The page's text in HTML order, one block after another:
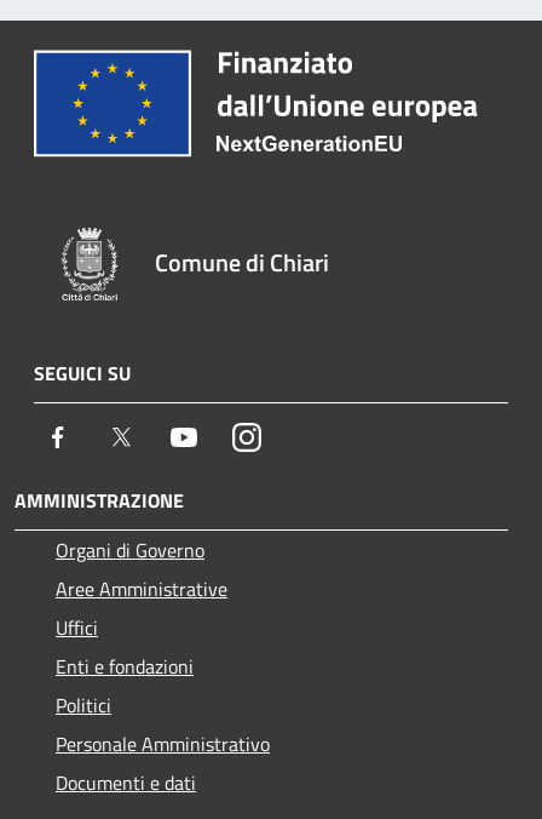
Comune di Chiari
SEGUICI SU
Facebook Twitter YoutubeInstagram
AMMINISTRAZIONE
Organi di Governo
Aree Amministrative
Uffici
Enti e fondazioni
Politici
Personale Amministrativo
Documenti e dati